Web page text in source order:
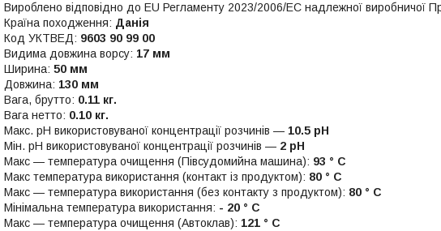
Вироблено відповідно до EU Регламенту 2023/2006/EC надлежної виробничої
Країна походження: Данія
Код УКТВЕД: 9603 90 99 00
Видима довжина ворсу: 17 мм
Ширина: 50 мм
Довжина: 130 мм
Вага, брутто: 0.11 кг.
Вага нетто: 0.10 кг.
Макс. pH використовуваної концентрації розчинів — 10.5 pH
Мін. pH використовуваної концентрації розчинів — 2 pH
Maкс — температура очищення (Півсудомийна машина): 93 ° C
Maкс температура використання (контакт із продуктом): 80 ° C
Maкс — температура використання (без контакту з продуктом): 80 ° C
Мінімальна температура використання: - 20 ° C
Maкс — температура очищення (Автоклав): 121 ° C